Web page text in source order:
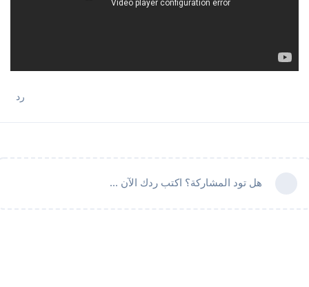
رد
هل تود المشاركة؟ اكتب ردك الآن ...